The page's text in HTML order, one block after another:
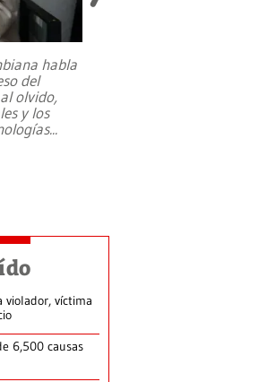
habla
del
olvido,
y los
...
violador, víctima
6,500 causas